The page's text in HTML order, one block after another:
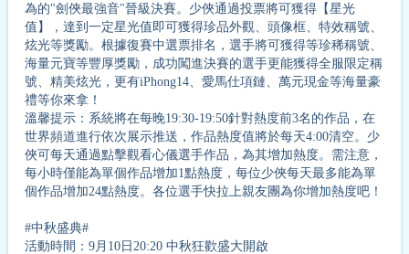
為的"劍俠最強音"晉級決賽。少俠通過投票將可獲得【星光
值】，達到一定星光值即可獲得珍品外觀、頭像框、特效稱號、
炫光等獎勵。根據復賽中選票排名，選手將可獲得等珍稀稱號、
海量元寶等豐厚獎勵，成功闖進決賽的選手更能獲得全服限定稱
號、精美炫光，更有iPhong14、愛馬仕項鏈、萬元現金等海量豪
禮等你來拿！
溫馨提示：系統將在每晚19:30-19:50針對熱度前3名的作品，在
世界頻道進行依次展示推送，作品熱度值將於每天4:00清空。少
俠可每天通過點擊觀看心儀選手作品，為其增加熱度。需注意，
每小時僅能為單個作品增加1點熱度，每位少俠每天最多能為單
個作品增加24點熱度。各位選手快拉上親友團為你增加熱度吧！
#中秋盛典#
活動時間：9月10日20:20 中秋狂歡盛大開啟